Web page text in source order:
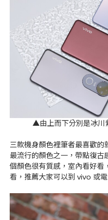
▲由上而下分別是冰川
三款機身顏色裡筆者最喜歡
最流行的顏色之一，帶點復
個顏色很有質感，室內看好
看，推薦大家可以到 vivo 或